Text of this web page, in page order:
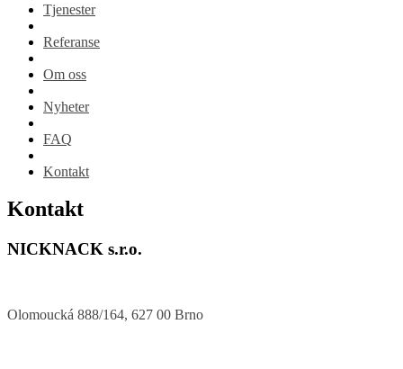
Tjenester
Referanse
Om oss
Nyheter
FAQ
Kontakt
Kontakt
NICKNACK s.r.o.
Olomoucká 888/164, 627 00 Brno